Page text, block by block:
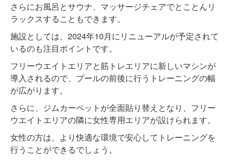
さらにお風呂とサウナ、マッサージチェアでとことんリ
ラックスすることもできます。
施設としては、2024年10月にリニューアルが予定されて
いるのも注目ポイントです。
フリーウエイトエリアと筋トレエリアに新しいマシンが
導入されるので、プールの前後に行うトレーニングの幅
が広がります。
さらに、ジムカーペットが全面貼り替えとなり、フリー
ウエイトエリアの隣に女性専用エリアが設けられます。
女性の方は、より快適な環境で安心してトレーニングを
行うことができるでしょう。